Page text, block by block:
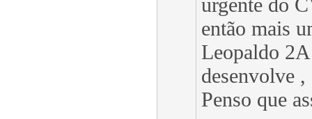
então mais
Leopaldo
desenvolve ,
Penso que